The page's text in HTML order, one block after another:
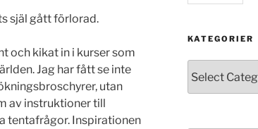
själ gått förlorad.
och kikat in i kurser som
Jag har fått se inte
utan
av instruktioner till
tentafrågor. Inspirationen
KATEGORIER